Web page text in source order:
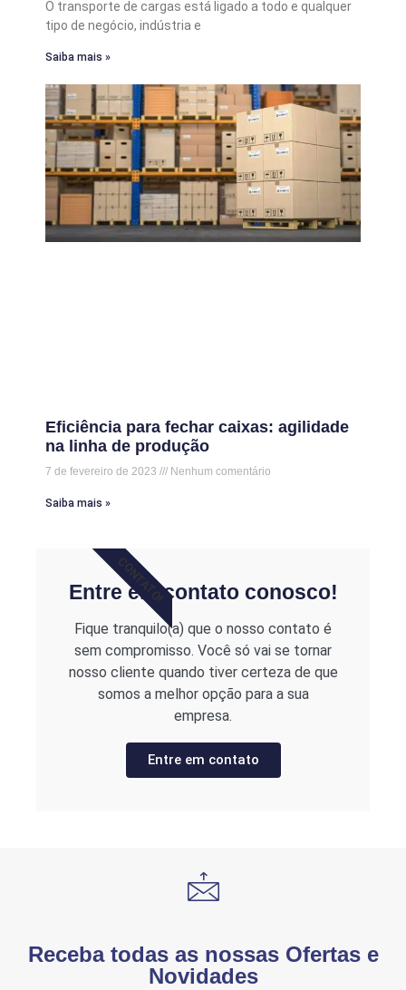
O transporte de cargas está ligado a todo e qualquer
tipo de negócio, indústria e
Saiba mais »
Eficiência para fechar caixas: agilidade
na linha de produção
7 de fevereiro de 2023 Nenhum comentário
Saiba mais »
Entre em contato conosco!
Fique tranquilo(a) que o nosso contato é
sem compromisso. Você só vai se tornar
nosso cliente quando tiver certeza de que
somos a melhor opção para a sua
empresa.
Entre em contato
CONTATO!
Receba todas as nossas Ofertas e
Novidades